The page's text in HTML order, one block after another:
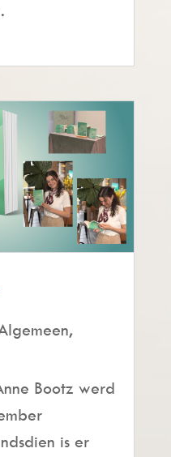
,
Bootz werd
is er